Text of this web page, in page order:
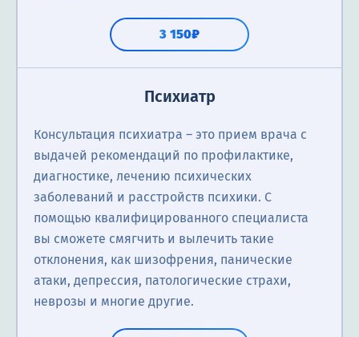
3 150₽
Психиатр
Консультация психиатра ― это прием врача с
выдачей рекомендаций по профилактике,
диагностике, лечению психических
заболеваний и расстройств психики. С
помощью квалифицированного специалиста
вы сможете смягчить и вылечить такие
отклонения, как шизофрения, панические
атаки, депрессия, патологические страхи,
неврозы и многие другие.